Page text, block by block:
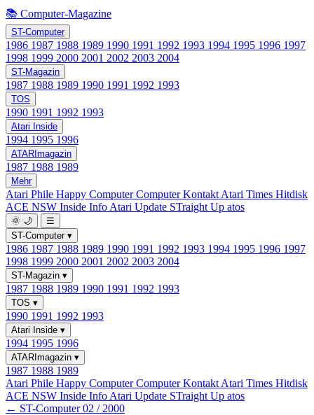
📚 Computer-Magazine
ST-Computer
1986 1987 1988 1989 1990 1991 1992 1993 1994 1995 1996 1997
1998 1999 2000 2001 2002 2003 2004
ST-Magazin
1987 1988 1989 1990 1991 1992 1993
TOS
1990 1991 1992 1993
Atari Inside
1994 1995 1996
ATARImagazin
1987 1988 1989
Mehr
Atari Phile Happy ComputerComputer Kontakt Atari Times Hitdisk
ACE NSW Inside Info Atari Update STraight Up atos
🌞 🌙
☰
ST-Computer ▾
1986 1987 1988 1989 1990 1991 1992 1993 1994 1995 1996 1997
1998 1999 2000 2001 2002 2003 2004
ST-Magazin ▾
1987 1988 1989 1990 1991 1992 1993
TOS ▾
1990 1991 1992 1993
Atari Inside ▾
1994 1995 1996
ATARImagazin ▾
1987 1988 1989
Atari Phile Happy ComputerComputer Kontakt Atari Times Hitdisk
ACE NSW Inside Info Atari Update STraight Up atos
← ST-Computer 02 / 2000